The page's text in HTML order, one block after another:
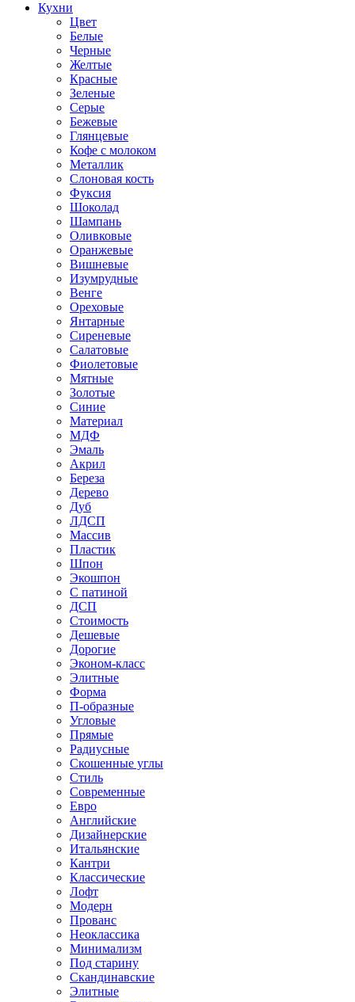
Кухни
Цвет
Белые
Черные
Желтые
Красные
Зеленые
Серые
Бежевые
Глянцевые
Кофе с молоком
Металлик
Слоновая кость
Фуксия
Шоколад
Шампань
Оливковые
Оранжевые
Вишневые
Изумрудные
Венге
Ореховые
Янтарные
Сиреневые
Салатовые
Фиолетовые
Мятные
Золотые
Синие
Материал
МДФ
Эмаль
Акрил
Береза
Дерево
Дуб
ЛДСП
Массив
Пластик
Шпон
Экошпон
С патиной
ДСП
Стоимость
Дешевые
Дорогие
Эконом-класс
Элитные
Форма
П-образные
Угловые
Прямые
Радиусные
Скошенные углы
Стиль
Современные
Евро
Английские
Дизайнерские
Итальянские
Кантри
Классические
Лофт
Модерн
Прованс
Неоклассика
Минимализм
Под старину
Скандинавские
Элитные